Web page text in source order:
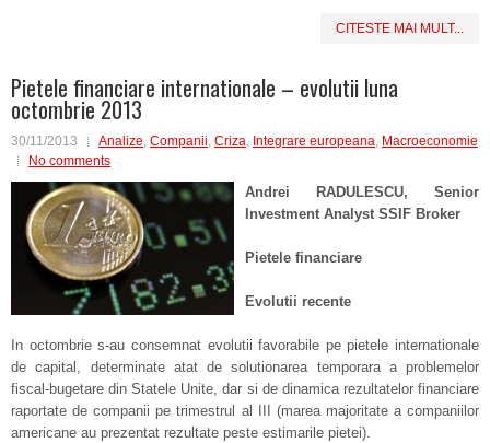
CITESTE MAI MULT...
Pietele financiare internationale – evolutii luna
octombrie 2013
30/11/2013 Analize, Companii, Criza, Integrare europeana, Macroeconomie
No comments
Andrei RADULESCU, Senior
Investment Analyst SSIF Broker
Pietele financiare
Evolutii recente
In octombrie s-au consemnat evolutii favorabile pe pietele internationale
de capital, determinate atat de solutionarea temporara a problemelor
fiscal-bugetare din Statele Unite, dar si de dinamica rezultatelor financiare
raportate de companii pe trimestrul al III (marea majoritate a companiilor
americane au prezentat rezultate peste estimarile pietei).